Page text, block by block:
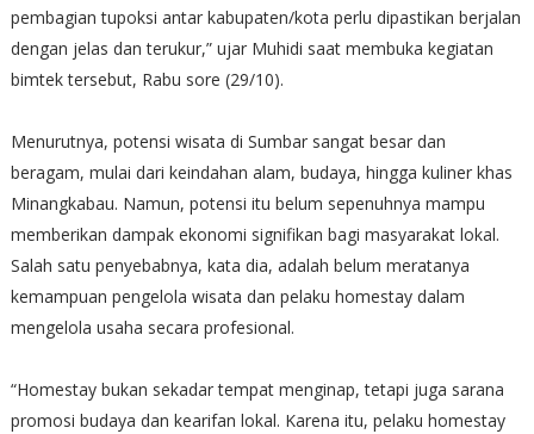
pembagian tupoksi antar kabupaten/kota perlu dipastikan berjalan
dengan jelas dan terukur,” ujar Muhidi saat membuka kegiatan
bimtek tersebut, Rabu sore (29/10).
Menurutnya, potensi wisata di Sumbar sangat besar dan
beragam, mulai dari keindahan alam, budaya, hingga kuliner khas
Minangkabau. Namun, potensi itu belum sepenuhnya mampu
memberikan dampak ekonomi signifikan bagi masyarakat lokal.
Salah satu penyebabnya, kata dia, adalah belum meratanya
kemampuan pengelola wisata dan pelaku homestay dalam
mengelola usaha secara profesional.
“Homestay bukan sekadar tempat menginap, tetapi juga sarana
promosi budaya dan kearifan lokal. Karena itu, pelaku homestay